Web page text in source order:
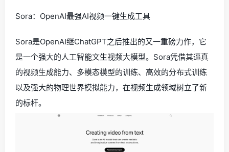
Sora：OpenAI最强AI视频一键生成工具
Sora是OpenAI继ChatGPT之后推出的又一重磅力作，它
是一个强大的人工智能文生视频大模型。Sora凭借其逼真
的视频生成能力、多模态模型的训练、高效的分布式训练
以及强大的物理世界模拟能力，在视频生成领域树立了新
的标杆。